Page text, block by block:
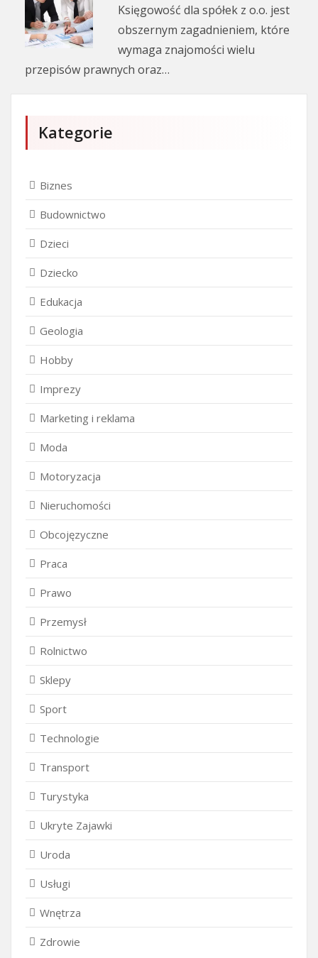
Księgowość dla spółek z o.o. jest
obszernym zagadnieniem, które
wymaga znajomości wielu
przepisów prawnych oraz…
Kategorie
Biznes
Budownictwo
Dzieci
Dziecko
Edukacja
Geologia
Hobby
Imprezy
Marketing i reklama
Moda
Motoryzacja
Nieruchomości
Obcojęzyczne
Praca
Prawo
Przemysł
Rolnictwo
Sklepy
Sport
Technologie
Transport
Turystyka
Ukryte Zajawki
Uroda
Usługi
Wnętrza
Zdrowie